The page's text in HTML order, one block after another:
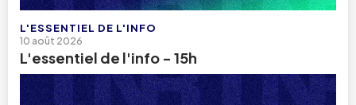
L'ESSENTIEL DE L'INFO
10 août 2026
L'essentiel de l'info - 15h